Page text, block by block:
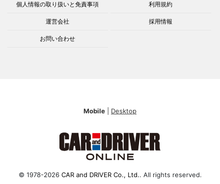
個人情報の取り扱いと免責事項 利用規約
運営会社 採用情報
お問い合わせ
Mobile Desktop
© 1978-2026 CAR and DRIVER Co., Ltd.. All rights reserved.